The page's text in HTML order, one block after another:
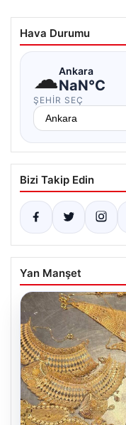
Hava Durumu
☁Ankara
NaN°C
ŞEHIR SEÇ
Bizi Takip Edin
Yan Manşet